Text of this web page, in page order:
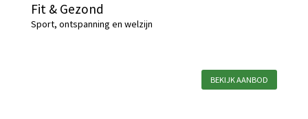
Fit & Gezond
Sport, ontspanning en welzijn
BEKIJK AANBOD